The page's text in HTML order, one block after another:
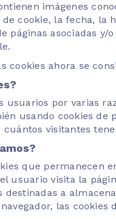
imágenes
cookie, la fecha, la
páginas asociadas
cookies ahora se
usuarios por varias
usando cookies
visitantes
que permanecen
usuario visita la
destinadas a
las cookies